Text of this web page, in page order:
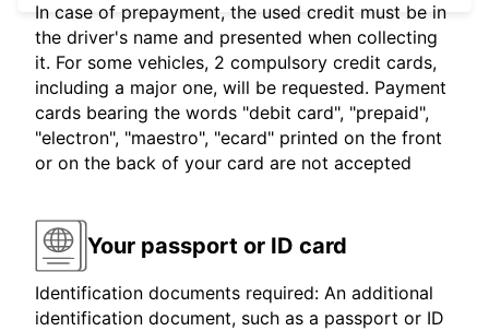
In case of prepayment, the used credit must be in
the driver's name and presented when collecting
it. For some vehicles, 2 compulsory credit cards,
including a major one, will be requested. Payment
cards bearing the words "debit card", "prepaid",
"electron", "maestro", "ecard" printed on the front
or on the back of your card are not accepted
Your passport or ID card
Identification documents required: An additional
identification document, such as a passport or ID